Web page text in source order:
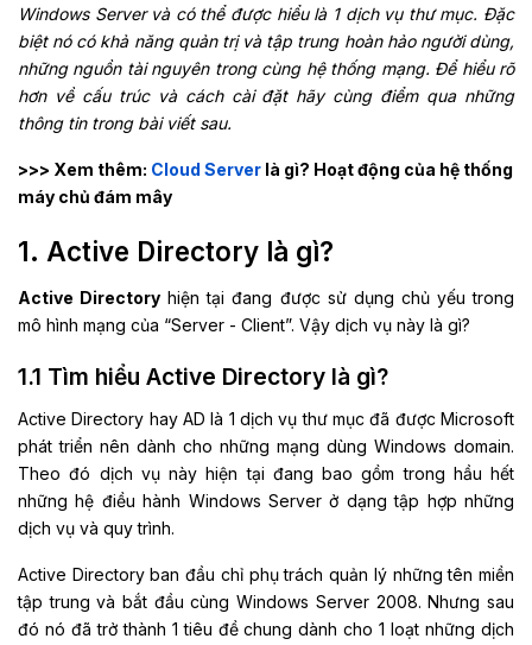
Windows Server và có thể được hiểu là 1 dịch vụ thư mục. Đặc
biệt nó có khả năng quản trị và tập trung hoàn hảo người dùng,
những nguồn tài nguyên trong cùng hệ thống mạng. Để hiểu rõ
hơn về cấu trúc và cách cài đặt hãy cùng điểm qua những
thông tin trong bài viết sau.
>>> Xem thêm: Cloud Server là gì? Hoạt động của hệ thống
máy chủ đám mây
1. Active Directory là gì?
Active Directory hiện tại đang được sử dụng chủ yếu trong
mô hình mạng của “Server - Client”. Vậy dịch vụ này là gì?
1.1 Tìm hiểu Active Directory là gì?
Active Directory hay AD là 1 dịch vụ thư mục đã được Microsoft
phát triển nên dành cho những mạng dùng Windows domain.
Theo đó dịch vụ này hiện tại đang bao gồm trong hầu hết
những hệ điều hành Windows Server ở dạng tập hợp những
dịch vụ và quy trình.
Active Directory ban đầu chỉ phụ trách quản lý những tên miền
tập trung và bắt đầu cùng Windows Server 2008. Nhưng sau
đó nó đã trở thành 1 tiêu đề chung dành cho 1 loạt những dịch